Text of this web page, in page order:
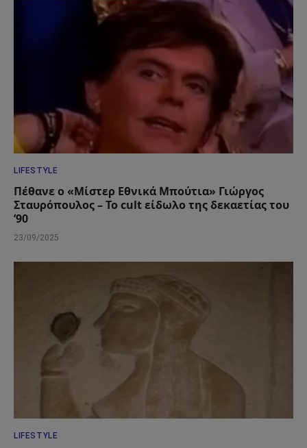
LIFESTYLE
Πέθανε ο «Μίστερ Εθνικά Μπούτια» Γιώργος
Σταυρόπουλος – Το cult είδωλο της δεκαετίας του
’90
23/09/2025
LIFESTYLE